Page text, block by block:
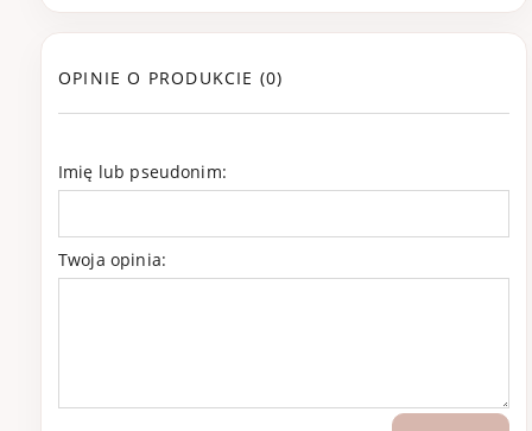
OPINIE O PRODUKCIE (0)
Imię lub pseudonim:
Twoja opinia: